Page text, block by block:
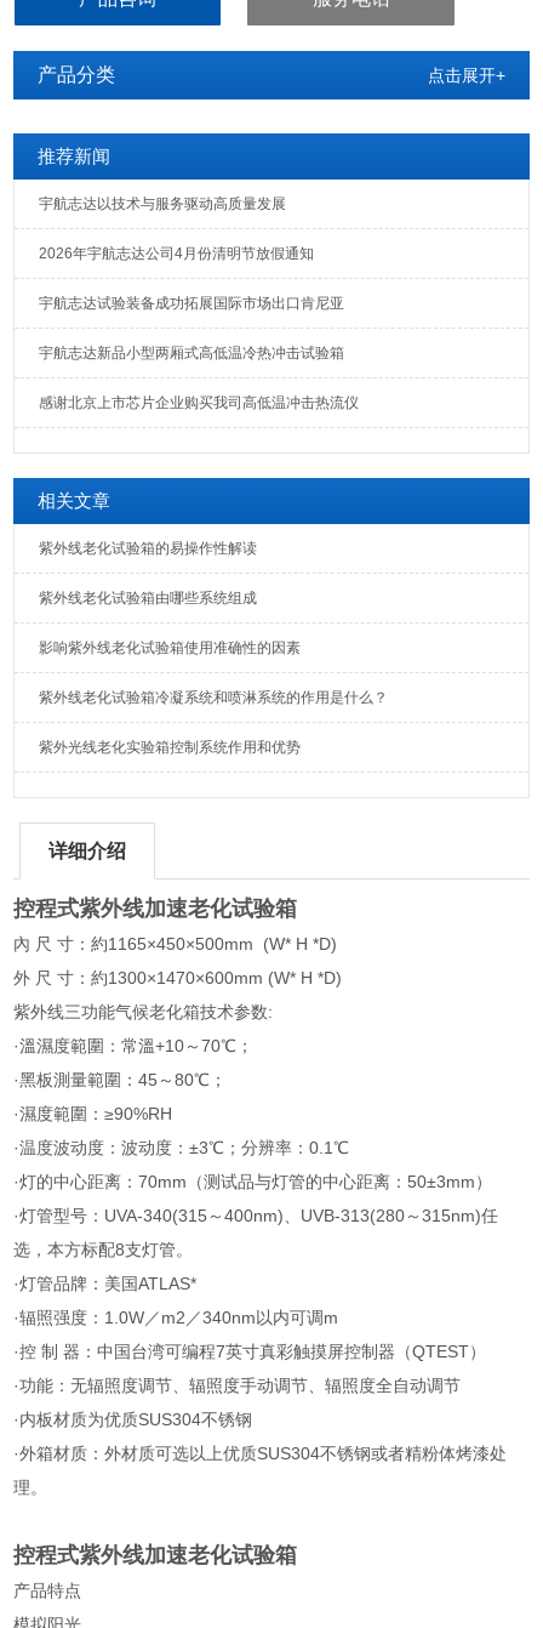
产品分类 点击展开+
推荐新闻
宇航志达以技术与服务驱动高质量发展
2026年宇航志达公司4月份清明节放假通知
宇航志达试验装备成功拓展国际市场出口肯尼亚
宇航志达新品小型两厢式高低温冷热冲击试验箱
感谢北京上市芯片企业购买我司高低温冲击热流仪
相关文章
紫外线老化试验箱的易操作性解读
紫外线老化试验箱由哪些系统组成
影响紫外线老化试验箱使用准确性的因素
紫外线老化试验箱冷凝系统和喷淋系统的作用是什么？
紫外光线老化实验箱控制系统作用和优势
详细介绍
控程式紫外线加速老化试验箱
內 尺 寸：約1165×450×500mm (W* H *D)
外 尺 寸：約1300×1470×600mm (W* H *D)
紫外线三功能气候老化箱技术参数:
·溫濕度範圍：常溫+10～70℃；
·黑板測量範圍：45～80℃；
·濕度範圍：≥90%RH
·温度波动度：波动度：±3℃；分辨率：0.1℃
·灯的中心距离：70mm（测试品与灯管的中心距离：50±3mm）
·灯管型号：UVA-340(315～400nm)、UVB-313(280～315nm)任
选，本方标配8支灯管。
·灯管品牌：美国ATLAS*
·辐照强度：1.0W／m2／340nm以内可调m
·控 制 器：中国台湾可编程7英寸真彩触摸屏控制器（QTEST）
·功能：无辐照度调节、辐照度手动调节、辐照度全自动调节
·内板材质为优质SUS304不锈钢
·外箱材质：外材质可选以上优质SUS304不锈钢或者精粉体烤漆处
理。
控程式紫外线加速老化试验箱
产品特点
模拟阳光